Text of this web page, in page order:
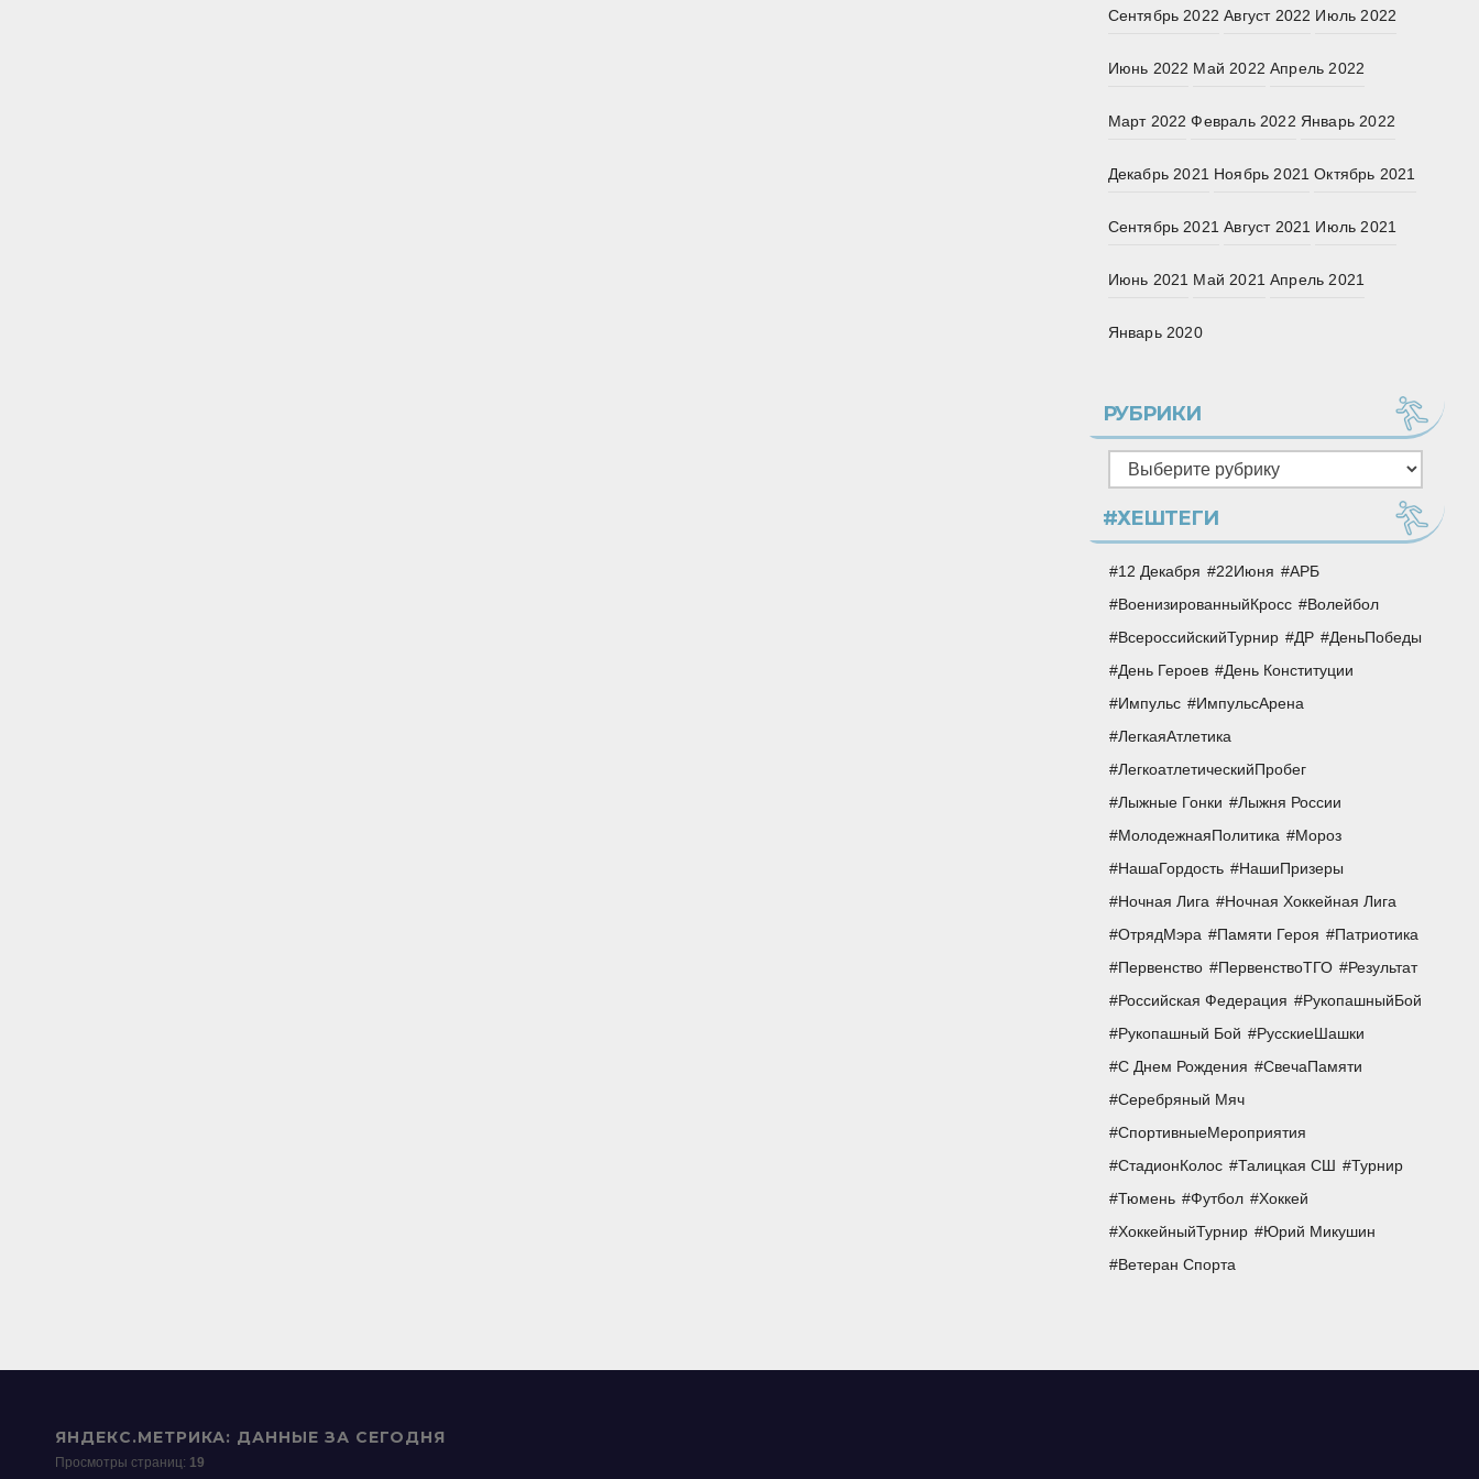
Сентябрь 2022 Август 2022 Июль 2022
Июнь 2022 Май 2022 Апрель 2022
Март 2022 Февраль 2022 Январь 2022
Декабрь 2021 Ноябрь 2021 Октябрь 2021
Сентябрь 2021 Август 2021 Июль 2021
Июнь 2021 Май 2021 Апрель 2021
Январь 2020
РУБРИКИ
Рубрики
#ХЕШТЕГИ
12 Декабря 22Июня
АРБ
ВоенизированныйКросс
Волейбол
ВсероссийскийТурнир
ДР
ДеньПобеды
День Героев
День Конституции
Импульс
ИмпульсАрена
ЛегкаяАтлетика
ЛегкоатлетическийПробег
Лыжные Гонки
Лыжня России
МолодежнаяПолитика
Мороз
НашаГордость
НашиПризеры
Ночная Лига
Ночная Хоккейная Лига
ОтрядМэра
Памяти Героя
Патриотика
Первенство
ПервенствоТГО
Результат
Российская Федерация
РукопашныйБой
Рукопашный Бой
РусскиеШашки
С Днем Рождения
СвечаПамяти
Серебряный Мяч
СпортивныеМероприятия
СтадионКолос
Талицкая СШ
Турнир
Тюмень
Футбол
Хоккей
ХоккейныйТурнир
Юрий Микушин
Ветеран Спорта
ЯНДЕКС.МЕТРИКА: ДАННЫЕ ЗА СЕГОДНЯ
Просмотры страниц: 19